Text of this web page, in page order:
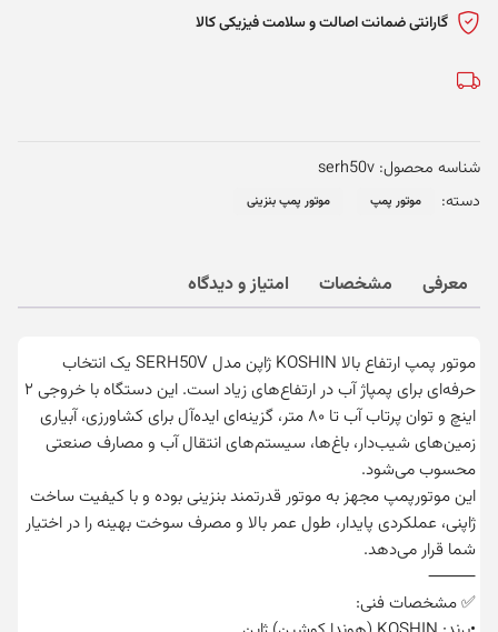
بالا
کوشین
SERH-
عدد
گارانتی ضمانت اصالت و سلامت فیزیکی کالا
شناسه محصول: serh50v
دسته:
موتور پمپ موتور پمپ بنزینی
معرفی مشخصات امتیاز و دیدگاه
موتور پمپ ارتفاع بالا KOSHIN ژاپن مدل SERH50V یک انتخاب
حرفه‌ای برای پمپاژ آب در ارتفاع‌های زیاد است. این دستگاه با خروجی ۲
اینچ و توان پرتاب آب تا ۸۰ متر، گزینه‌ای ایده‌آل برای کشاورزی، آبیاری
زمین‌های شیب‌دار، باغ‌ها، سیستم‌های انتقال آب و مصارف صنعتی
محسوب می‌شود.
این موتورپمپ مجهز به موتور قدرتمند بنزینی بوده و با کیفیت ساخت
ژاپنی، عملکردی پایدار، طول عمر بالا و مصرف سوخت بهینه را در اختیار
شما قرار می‌دهد.
⸻
✅ مشخصات فنی: